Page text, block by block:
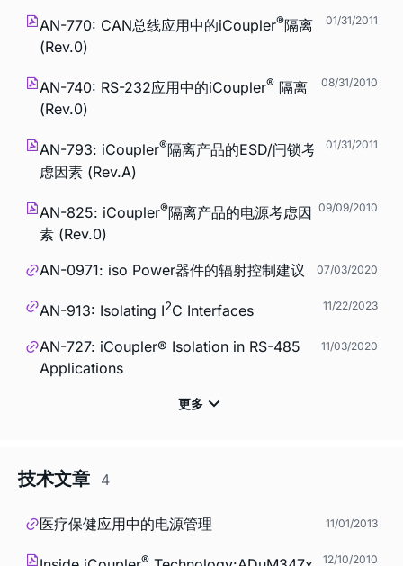
AN-770: CAN总线应用中的iCoupler®隔离
(Rev.0)
01/31/2011
AN-740: RS-232应用中的iCoupler® 隔离
(Rev.0)
08/31/2010
AN-793: iCoupler®隔离产品的ESD/闩锁考
虑因素 (Rev.A)
01/31/2011
AN-825: iCoupler®隔离产品的电源考虑因
素 (Rev.0)
09/09/2010
AN-0971: iso Power器件的辐射控制建议 07/03/2020
AN-913: Isolating I2C Interfaces 11/22/2023
AN-727: iCoupler® Isolation in RS-485
Applications
11/03/2020
技术文章 4
医疗保健应用中的电源管理 11/01/2013
® 12/10/2010